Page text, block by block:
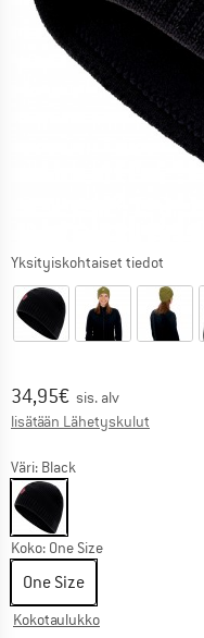
Yksityiskohtaiset tiedot
Hinta:
34,95€ sis. alv
lisätään Lähetyskulut
Väri: Black
Koko: One Size
One Size
Kokotaulukko